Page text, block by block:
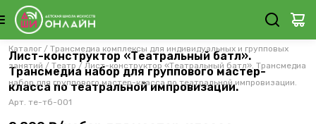
Каталог / Трансмедиа комплексы для индивидуальных и групповых
занятий / Театр / Лист-конструктор «Театральный батл». Трансмедиа
набор для группового мастер-класса по театральной импровизации.
Лист-конструктор «Театральный батл».
Трансмедиа набор для группового мастер-
класса по театральной импровизации.
Арт. те-тб-001